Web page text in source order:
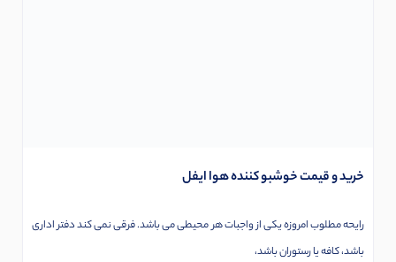
خرید و قیمت خوشبو کننده هوا ایفل
رایحه مطلوب امروزه یکی از واجبات هر محیطی می باشد. فرقی نمی کند دفتر اداری
باشد، کافه یا رستوران باشد،